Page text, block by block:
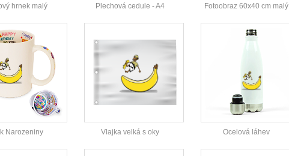
hrnek malý Plechová cedule - A4 Fotoobraz 60x40 cm malý
Narozeniny Vlajka velká s oky Ocelová láhev